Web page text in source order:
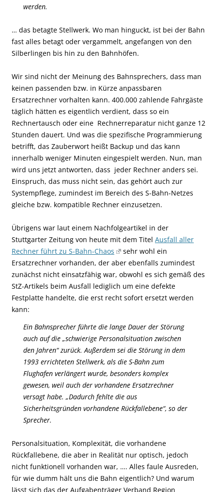
werden.
… das betagte Stellwerk. Wo man hinguckt, ist bei der Bahn
fast alles betagt oder vergammelt, angefangen von den
Silberlingen bis hin zu den Bahnhöfen.
Wir sind nicht der Meinung des Bahnsprechers, dass man
keinen passenden bzw. in Kürze anpassbaren
Ersatzrechner vorhalten kann. 400.000 zahlende Fahrgäste
täglich hätten es eigentlich verdient, dass so ein
Rechnertausch oder eine Rechnerreparatur nicht ganze 12
Stunden dauert. Und was die spezifische Programmierung
betrifft, das Zauberwort heißt Backup und das kann
innerhalb weniger Minuten eingespielt werden. Nun, man
wird uns jetzt antworten, dass jeder Rechner anders sei.
Einspruch, das muss nicht sein, das gehört auch zur
Systempflege, zumindest im Bereich des S-Bahn-Netzes
gleiche bzw. kompatible Rechner einzusetzen.
Übrigens war laut einem Nachfolgeartikel in der
Stuttgarter Zeitung von heute mit dem Titel Ausfall aller
Rechner führt zu S-Bahn-Chaos
sehr wohl ein
Ersatzrechner vorhanden, der aber ebenfalls zumindest
zunächst nicht einsatzfähig war, obwohl es sich gemäß des
StZ-Artikels beim Ausfall lediglich um eine defekte
Festplatte handelte, die erst recht sofort ersetzt werden
kann:
Ein Bahnsprecher führte die lange Dauer der Störung
auch auf die „schwierige Personalsituation zwischen
den Jahren“ zurück. Außerdem sei die Störung in dem
1993 errichteten Stellwerk, als die S-Bahn zum
Flughafen verlängert wurde, besonders komplex
gewesen, weil auch der vorhandene Ersatzrechner
versagt habe. „Dadurch fehlte die aus
Sicherheitsgründen vorhandene Rückfallebene“, so der
Sprecher.
Personalsituation, Komplexität, die vorhandene
Rückfallebene, die aber in Realität nur optisch, jedoch
nicht funktionell vorhanden war, …. Alles faule Ausreden,
für wie dumm hält uns die Bahn eigentlich? Und warum
lässt sich das der Aufgabenträger Verband Region